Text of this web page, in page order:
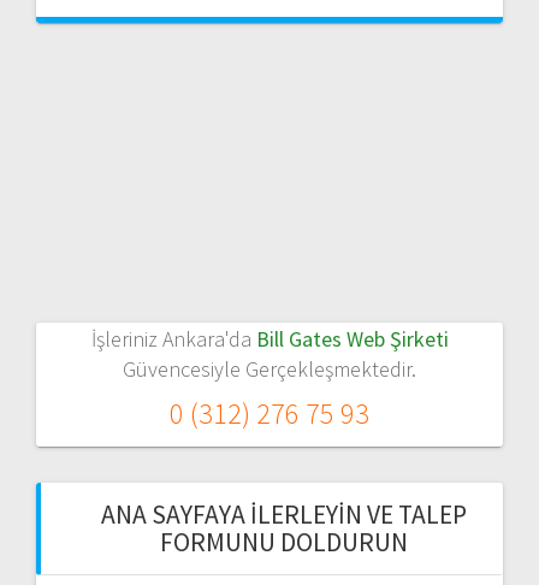
İşleriniz Ankara'da Bill Gates Web Şirketi
Güvencesiyle Gerçekleşmektedir.
0 (312) 276 75 93
ANA SAYFAYA İLERLEYIN VE TALEP
FORMUNU DOLDURUN